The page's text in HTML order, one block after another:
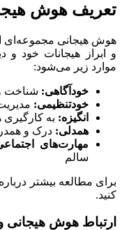
تعریف هوش
هوش هیجانی مجموعه‌ای
و ابراز هیجانات خود و
موارد زیر می‌شود:
خودآگاهی: شناخت
خودتنظیمی:
انگیزه: به
همدلی: درک و
مهارت‌های
سالم
برای مطالعه بیشتر
کنید.
ارتباط هوش هیجانی